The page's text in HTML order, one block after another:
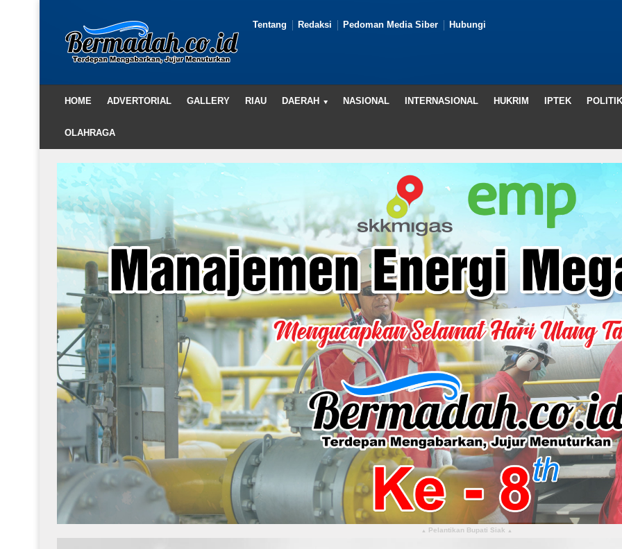
Tentang Redaksi Pedoman Media Siber Hubungi
HOME ADVERTORIAL GALLERY RIAU DAERAH NASIONAL INTERNASIONAL HUKRIM IPTEK POLITIK
OLAHRAGA
▴ Pelantikan Bupati Siak ▴